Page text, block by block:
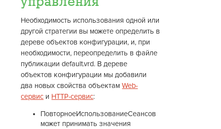
Необходимость использования одной или
другой стратегии вы можете определить в
дереве объектов конфигурации, и, при
необходимости, переопределить в файле
публикации default.vrd. В дереве
объектов конфигурации мы добавили
два новых свойства объектамWeb-
сервис и HTTP-сервис:
ПовторноеИспользованиеСеансов
может принимать значения